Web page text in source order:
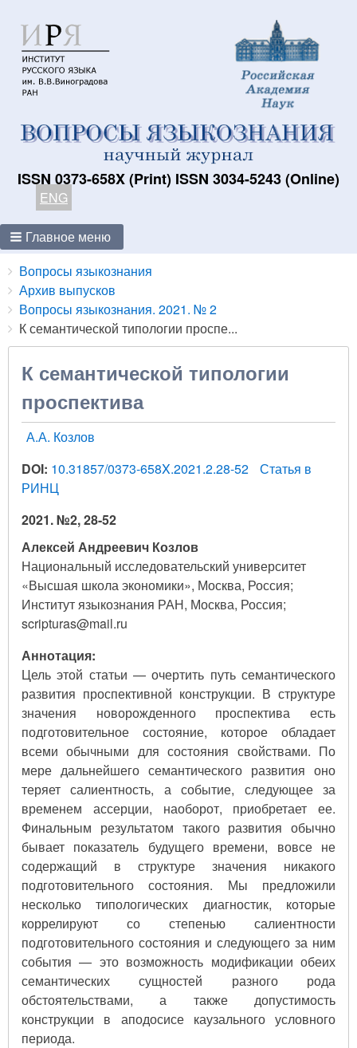
ISSN 0373-658X (Print) ISSN 3034-5243 (Online)
ENG
Главное меню
Breadcrumbs
You
are
here:
Вопросы языкознания
Архив выпусков
Вопросы языкознания. 2021. № 2
К семантической типологии проспе...
К семантической типологии
проспектива
А.А. Козлов
DOI: 10.31857/0373-658X.2021.2.28-52
Статья в
РИНЦ
2021. №2, 28-52
Алексей Андреевич Козлов
Национальный исследовательский университет
«Высшая школа экономики», Москва, Россия;
Институт языкознания РАН, Москва, Россия;
scripturas@mail.ru
Аннотация:
Цель этой статьи — очертить путь семантического
развития проспективной конструкции. В структуре
значения новорожденного проспектива есть
подготовительное состояние, которое обладает
всеми обычными для состояния свойствами. По
мере дальнейшего семантического развития оно
теряет салиентность, а событие, следующее за
временем ассерции, наоборот, приобретает ее.
Финальным результатом такого развития обычно
бывает показатель будущего времени, вовсе не
содержащий в структуре значения никакого
подготовительного состояния. Мы предложили
несколько типологических диагностик, которые
коррелируют со степенью салиентности
подготовительного состояния и следующего за ним
события — это возможность модификации обеих
семантических сущностей разного рода
обстоятельствами, а также допустимость
конструкции в аподосисе каузального условного
периода.